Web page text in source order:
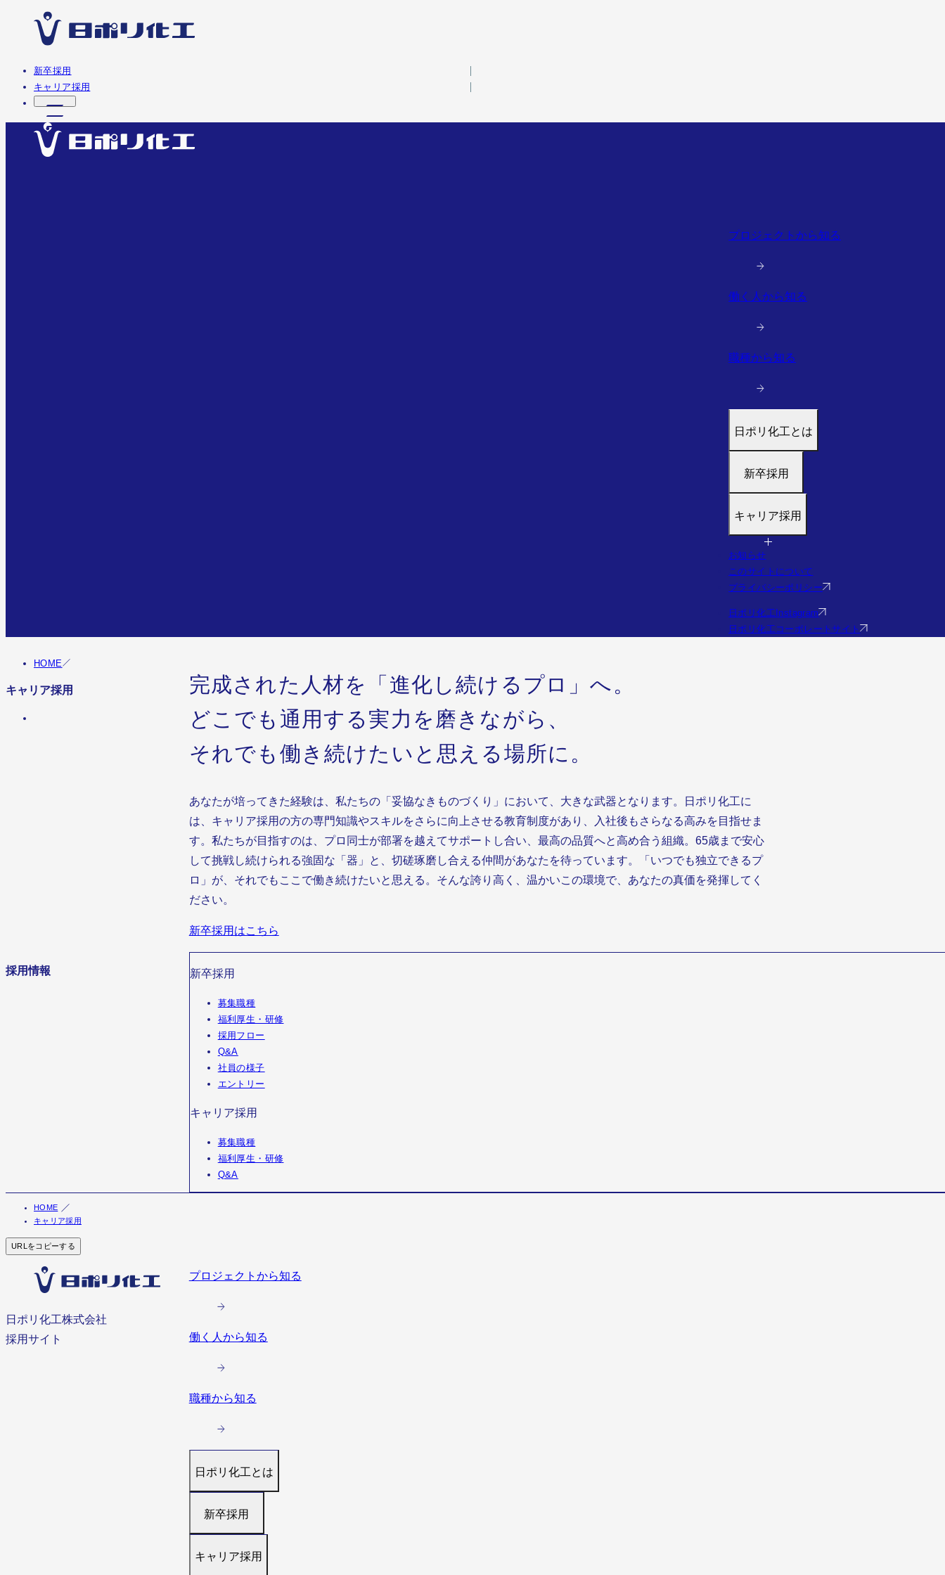
新卒採用
キャリア採用
プロジェクトから知る
働く人から知る
職種から知る
日ポリ化工とは
代表メッセージ
すぐわかる日ポリ化工
会社情報・沿革
事業・実績を見る（実績サイトへ）
新卒採用
福利厚生・研修
採用フロー
Q&A
社員の様子
キャリア採用
募集職種
福利厚生・研修
Q&A
お知らせ
このサイトについて
プライバシーポリシー
日ポリ化工Instagram
日ポリ化工コーポレートサイト
HOME
キャリア採用
完成された人材を「進化し続けるプロ」へ。
どこでも通用する実力を磨きながら、
それでも働き続けたいと思える場所に。
あなたが培ってきた経験は、私たちの「妥協なきものづくり」において、大きな武器となります。日ポリ化工に
は、キャリア採用の方の専門知識やスキルをさらに向上させる教育制度があり、入社後もさらなる高みを目指せま
す。私たちが目指すのは、プロ同士が部署を越えてサポートし合い、最高の品質へと高め合う組織。65歳まで安心
して挑戦し続けられる強固な「器」と、切磋琢磨し合える仲間があなたを待っています。「いつでも独立できるプ
ロ」が、それでもここで働き続けたいと思える。そんな誇り高く、温かいこの環境で、あなたの真価を発揮してく
ださい。
新卒採用はこちら
採用情報 新卒採用
募集職種
福利厚生・研修
採用フロー
Q&A
社員の様子
エントリー
キャリア採用
募集職種
福利厚生・研修
Q&A
HOME
キャリア採用
URLをコピーする
日ポリ化工株式会社
採用サイト
プロジェクトから知る
働く人から知る
職種から知る
日ポリ化工とは
トップ
代表メッセージ
働く環境と制度
新卒採用
募集職種
キャリア採用